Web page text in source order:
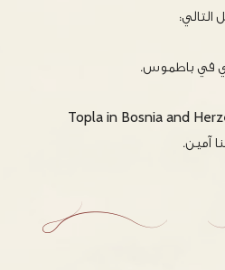
في باطموس.
آمين.